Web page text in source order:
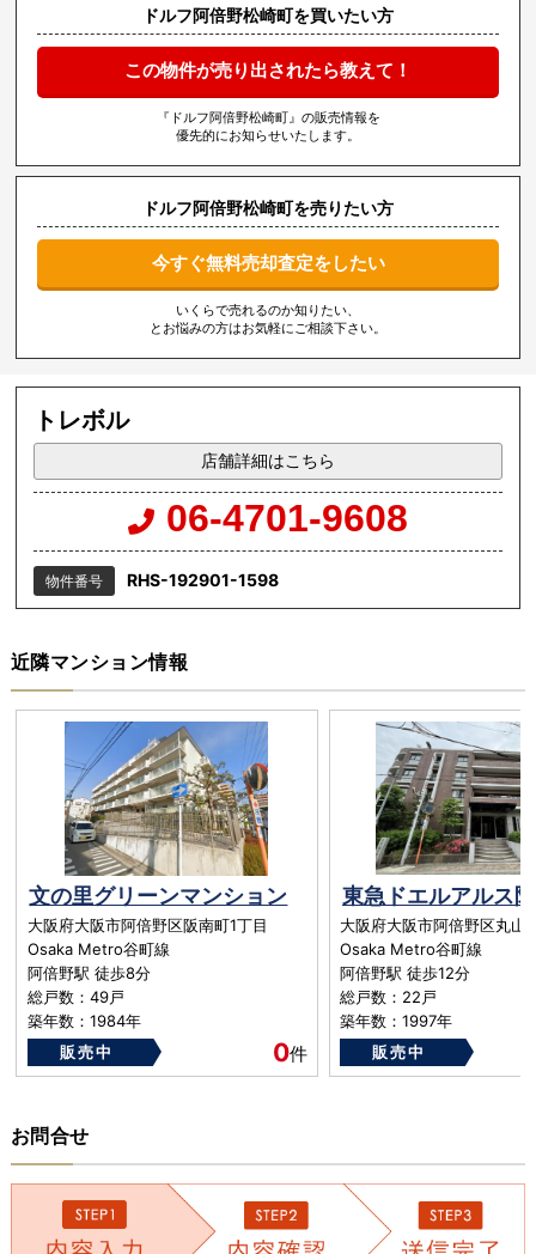
ドルフ阿倍野松崎町を買いたい方
この物件が売り出されたら教えて！
『ドルフ阿倍野松崎町』の販売情報を
優先的にお知らせいたします。
ドルフ阿倍野松崎町を売りたい方
今すぐ無料売却査定をしたい
いくらで売れるのか知りたい、
とお悩みの方はお気軽にご相談下さい。
トレボル
店舗詳細はこちら
06-4701-9608
物件番号 RHS-192901-1598
近隣マンション情報
文の里グリーンマンション
大阪府大阪市阿倍野区阪南町1丁目
Osaka Metro谷町線
阿倍野駅 徒歩8分
総戸数：49戸
築年数：1984年
販売中
0件
大阪府大阪市阿倍野区丸山
Osaka Metro谷町線
阿倍野駅 徒歩12分
総戸数：22戸
築年数：1997年
販売中
お問合せ